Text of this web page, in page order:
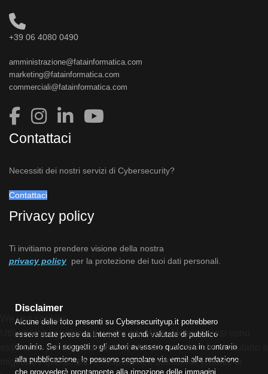
+39 06 4080 0490
amministrazione@fatainformatica.com
marketing@fatainformatica.com
commerciali@fatainformatica.com
Contattaci
Necessiti dei nostri servizi di Cybersecurity?
Contattaci
Privacy policy
Ti invitiamo prendere visione della nostra
privacy policy per la protezione dei tuoi dati personali.
Disclaimer
Alcune delle foto presenti su Cybersecurityup.it potrebbero
essere state prese da Internet e quindi valutate di pubblico
dominio. Se i soggetti o gli autori avessero qualcosa in contrario
alla pubblicazione, lo possono segnalare via email alla redazione
che provvederà prontamente alla rimozione delle immagini
We use cookies
Utilizziamo i cookie sul nostro sito Web. Alcuni di essi sono
essenziali per il funzionamento del sito, mentre altri ci aiutano a
migliorare questo sito e l'esperienza dell'utente (cookie di